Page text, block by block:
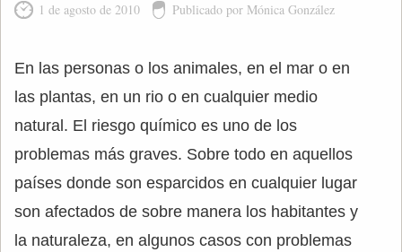
1 de agosto de 2010 Publicado por Mónica González
En las personas o los animales, en el mar o en
las plantas, en un rio o en cualquier medio
natural. El riesgo químico es uno de los
problemas más graves. Sobre todo en aquellos
países donde son esparcidos en cualquier lugar
son afectados de sobre manera los habitantes y
la naturaleza, en algunos casos con problemas